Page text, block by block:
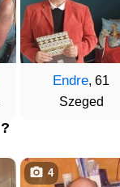
Endre, 61
Szeged
4